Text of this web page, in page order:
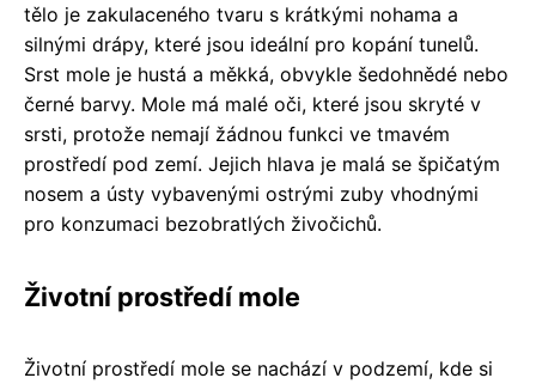
tělo je zakulaceného tvaru s krátkými nohama a
silnými drápy, které jsou ideální pro kopání tunelů.
Srst mole je hustá a měkká, obvykle šedohnědé nebo
černé barvy. Mole má malé oči, které jsou skryté v
srsti, protože nemají žádnou funkci ve tmavém
prostředí pod zemí. Jejich hlava je malá se špičatým
nosem a ústy vybavenými ostrými zuby vhodnými
pro konzumaci bezobratlých živočichů.
Životní prostředí mole
Životní prostředí mole se nachází v podzemí, kde si